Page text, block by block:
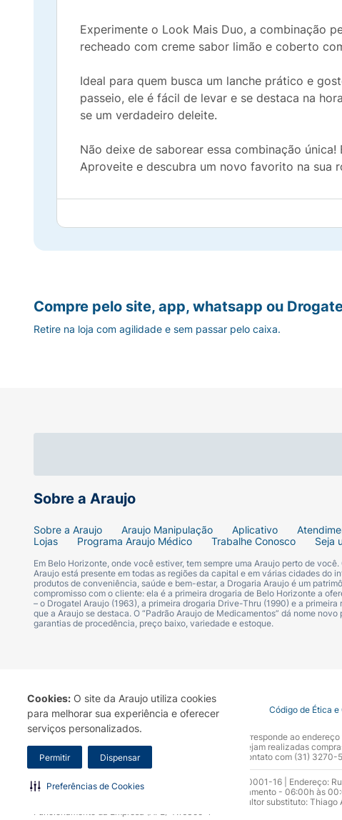
Cookies: O site da Araujo utiliza cookies
para melhorar sua experiência e oferecer
serviços personalizados.
Permitir Dispensar
Preferências de Cookies
Experimente o Look Mais Duo, a combinação
recheado com creme sabor limão e coberto
Ideal para quem busca um lanche prático e
passeio, ele é fácil de levar e se destaca na
se um verdadeiro deleite.
Não deixe de saborear essa combinação
Aproveite e descubra um novo favorito na sua
Sobre a Araujo
Sobre a Araujo Araujo Manipulação Aplicativo
Lojas
Programa Araujo Médico Trabalhe Conosco Seja
Em Belo Horizonte, onde você estiver, tem sempre uma Araujo perto de
Araujo está presente em todas as regiões da capital e em várias cidades do
produtos de conveniência, saúde e bem-estar, a Drogaria Araujo é um
compromisso com o cliente: ela é a primeira drogaria de Belo Horizonte a
– o Drogatel Araujo (1963), a primeira drogaria Drive-Thru (1990) e a
que a Araujo se destaca. O “Padrão Araujo de Medicamentos” dá nome
garantias de procedência, preço baixo, variedade e estoque.
Compre pelo site, app, whatsapp ou
Retire na loja com agilidade e sem passar pelo caixa.
Termo de Uso Portal da Privacidade Covid-19 Código de Ética e
A Drogaria Araujo S/A informa que o seu site oficial corresponde ao
marca. Para sua segurança recomendamos que não sejam realizadas
Araujo S.A. Em caso de dúvidas, gentileza entrar em contato com (31) 3270-
Razão Social: Drogaria Araujo S.A | CNPJ: 17.256.512.0001-16 |
0300.313.1010 e (31) 3270-5000 Horário de funcionamento - 06:00h às
10.965 | Yasmin Silva Alvarenga – CRF 52.584 - Consultor substituto:
Funcionamento da Empresa (AFE): 7.16355-1